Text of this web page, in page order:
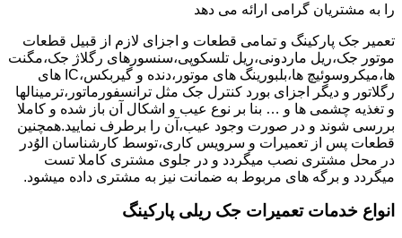
را به مشتریان گرامی ارائه می دهد
تعمیر جک پارکینگ و تمامی قطعات و اجزای لازم از قبیل قطعات
موتور جک،ریل ماردونی،ریل تلسکوپی،سنسورهای رگلاژ جک،مگنت
ها،میکروسوئیچ ها،بلبورینگ های موتور،دنده و گیربکس،IC های
رگلاتور و دیگر اجزای بورد کنترل جک مثل ترانسفورماتور،ترمینالها
و تغذیه چشمی ها و … بنا بر نوع عیب و اشکال آن باز شده و کاملا
بررسی شوند و در صورت وجود عیب،آن را برطرف نمایید.همچنین
قطعات پس از تعمیرات و سرویس کاری،توسط کارشناسان الوُدر
در محل مشتری نصب میگردد و در جلوی مشتری کاملا تست
میگردد و برگه های مربوط به ضمانت نیز به مشتری داده میشود.
انواع خدمات تعمیرات جک ریلی پارکینگ